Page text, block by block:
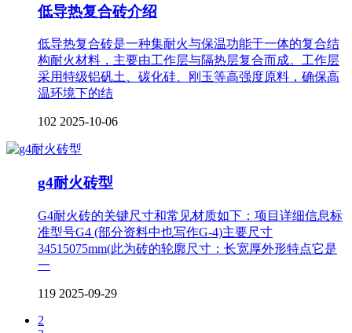
低导热复合砖介绍
低导热复合砖是一种集耐火与保温功能于一体的复合结
构耐火材料，主要由工作层与隔热层复合而成。工作层
采用特级铝矾土、碳化硅、刚玉等高强度原料，确保高
温环境下的结
102 2025-10-06
g4耐火砖型
G4耐火砖的关键尺寸和常见材质如下：项目详细信息标
准型号G4 (部分资料中也写作G-4)主要尺寸
34515075mm(此为砖的轮廓尺寸：长宽厚外形特点它是
一
119 2025-09-29
2